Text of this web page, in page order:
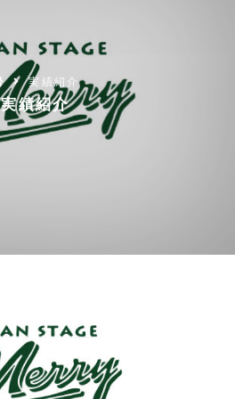
実績紹介
実績紹介